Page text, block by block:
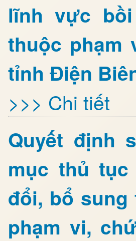
lĩnh vực
thuộc phạm
tỉnh Điện
>>> Chi tiết
Quyết định
mục thủ
đổi, bổ
phạm vi,